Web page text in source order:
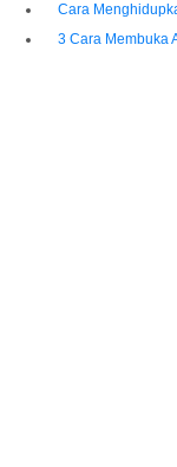
Cara
3 Cara Membuka